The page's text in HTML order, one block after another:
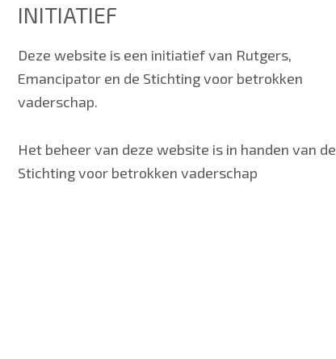
INITIATIEF
Deze website is een initiatief van Rutgers,
Emancipator en de Stichting voor betrokken
vaderschap.
Het beheer van deze website is in handen van de
Stichting voor betrokken vaderschap